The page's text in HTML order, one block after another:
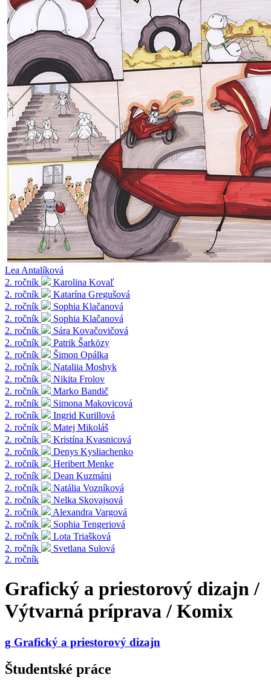
Lea Antalíková
2. ročník
Karolina Kovaľ
2. ročník
Katarína Gregušová
2. ročník
Sophia Klačanová
2. ročník
Sophia Klačanová
2. ročník
Sára Kovačovičová
2. ročník
Patrik Šarközy
2. ročník
Šimon Opálka
2. ročník
Nataliia Moshyk
2. ročník
Nikita Frolov
2. ročník
Marko Bandič
2. ročník
Simona Makovicová
2. ročník
Ingrid Kurillová
2. ročník
Matej Mikoláš
2. ročník
Kristína Kvasnicová
2. ročník
Denys Kysliachenko
2. ročník
Heribert Menke
2. ročník
Dean Kuzmáni
2. ročník
Natália Vozníková
2. ročník
Nelka Skovajsová
2. ročník
Alexandra Vargová
2. ročník
Sophia Tengeriová
2. ročník
Lota Triašková
2. ročník
Svetlana Sulová
2. ročník
Grafický a priestorový dizajn /
Výtvarná príprava / Komix
g Grafický a priestorový dizajn
Študentské práce